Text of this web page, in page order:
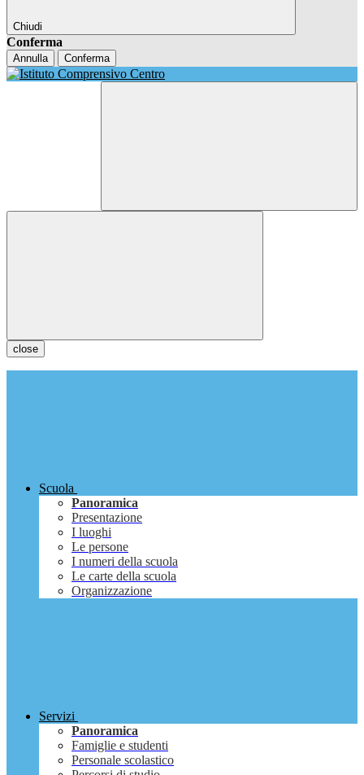
Chiudi
Conferma
Annulla Conferma
close
Scuola
Panoramica
Presentazione
I luoghi
Le persone
I numeri della scuola
Le carte della scuola
Organizzazione
Servizi
Panoramica
Famiglie e studenti
Personale scolastico